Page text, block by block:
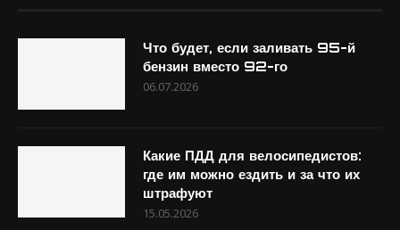
Что будет, если заливать 95-й
бензин вместо 92-го
06.07.2026
Какие ПДД для велосипедистов:
где им можно ездить и за что их
штрафуют
15.05.2026